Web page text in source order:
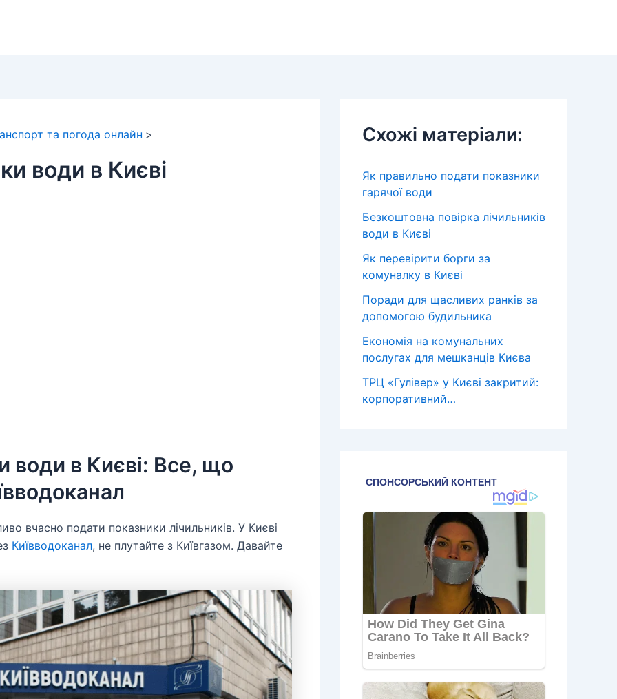
та погода онлайн
води в Києві
води в Києві: Все, що
вчасно подати показники лічильників. У Києві
Київводоканал, не плутайте з Київгазом. Давайте
Схожі матеріали:
Як правильно подати показники
гарячої води
Безкоштовна повірка лічильників
води в Києві
Як перевірити борги за
комуналку в Києві
Поради для щасливих ранків за
допомогою будильника
Економія на комунальних
послугах для мешканців Києва
ТРЦ «Гулівер» у Києві закритий:
корпоративний…